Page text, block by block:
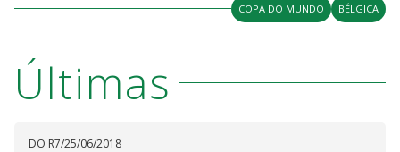
COPA DO MUNDO BÉLGICA
Últimas
DO R7/25/06/2018